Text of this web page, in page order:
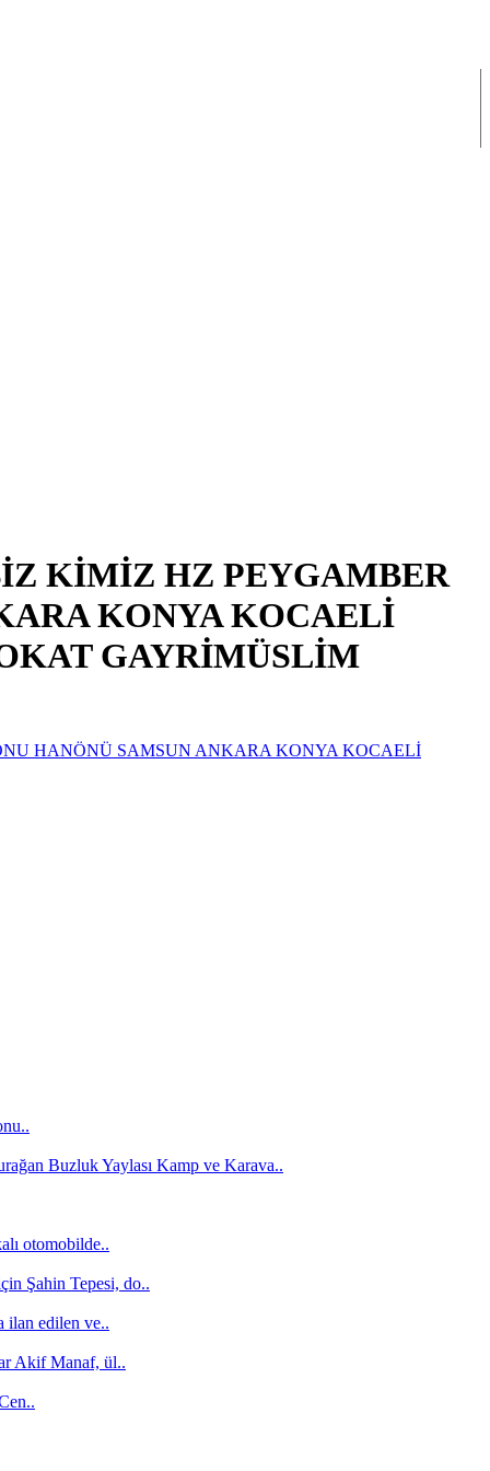
KİMİZ HZ PEYGAMBER
KONYA KOCAELİ
GAYRİMÜSLİM
Buzluk Yaylası Kamp ve Karava..
otomobilde..
Şahin Tepesi, do..
ilan edilen ve..
Akif Manaf, ül..